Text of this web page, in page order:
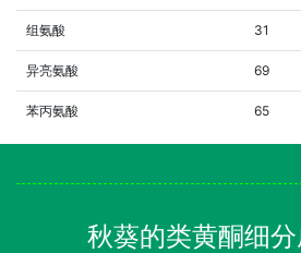
组氨酸 31
异亮氨酸 69
苯丙氨酸 65
秋葵的类黄酮细